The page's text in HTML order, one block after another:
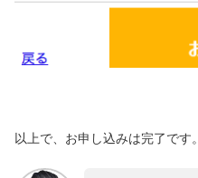
以上で、お申し込みは完了です。